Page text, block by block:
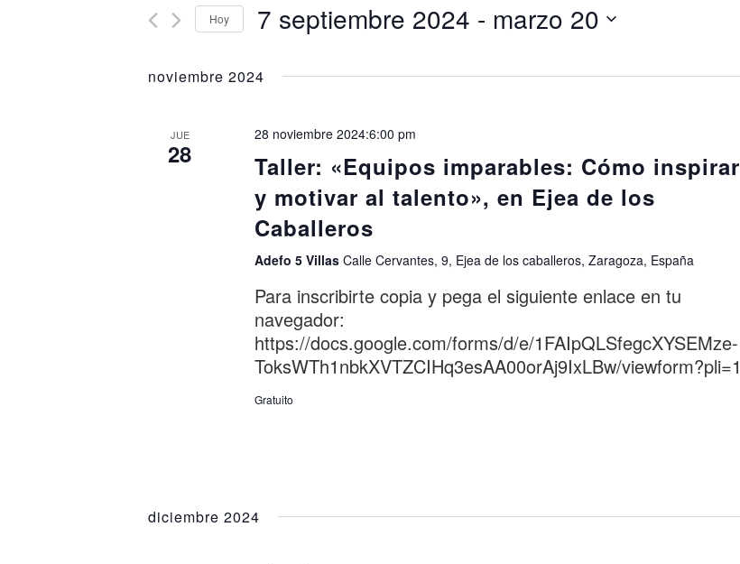
y
de
Busca
Eventos
la
Hoy 7 septiembre 2024 - marzo 20
fecha.
noviembre 2024
JUE
28
28 noviembre 2024:6:00 pm
Taller: «Equipos imparables: Cómo inspirar
y motivar al talento», en Ejea de los
Caballeros
Adefo 5 VillasCalle Cervantes, 9, Ejea de los caballeros, Zaragoza, España
Para inscribirte copia y pega el siguiente enlace en tu
navegador:
https://docs.google.com/forms/d/e/1FAIpQLSfegcXYSEMze-
ToksWTh1nbkXVTZCIHq3esAA00orAj9IxLBw/viewform?pli=1
Gratuito
diciembre 2024